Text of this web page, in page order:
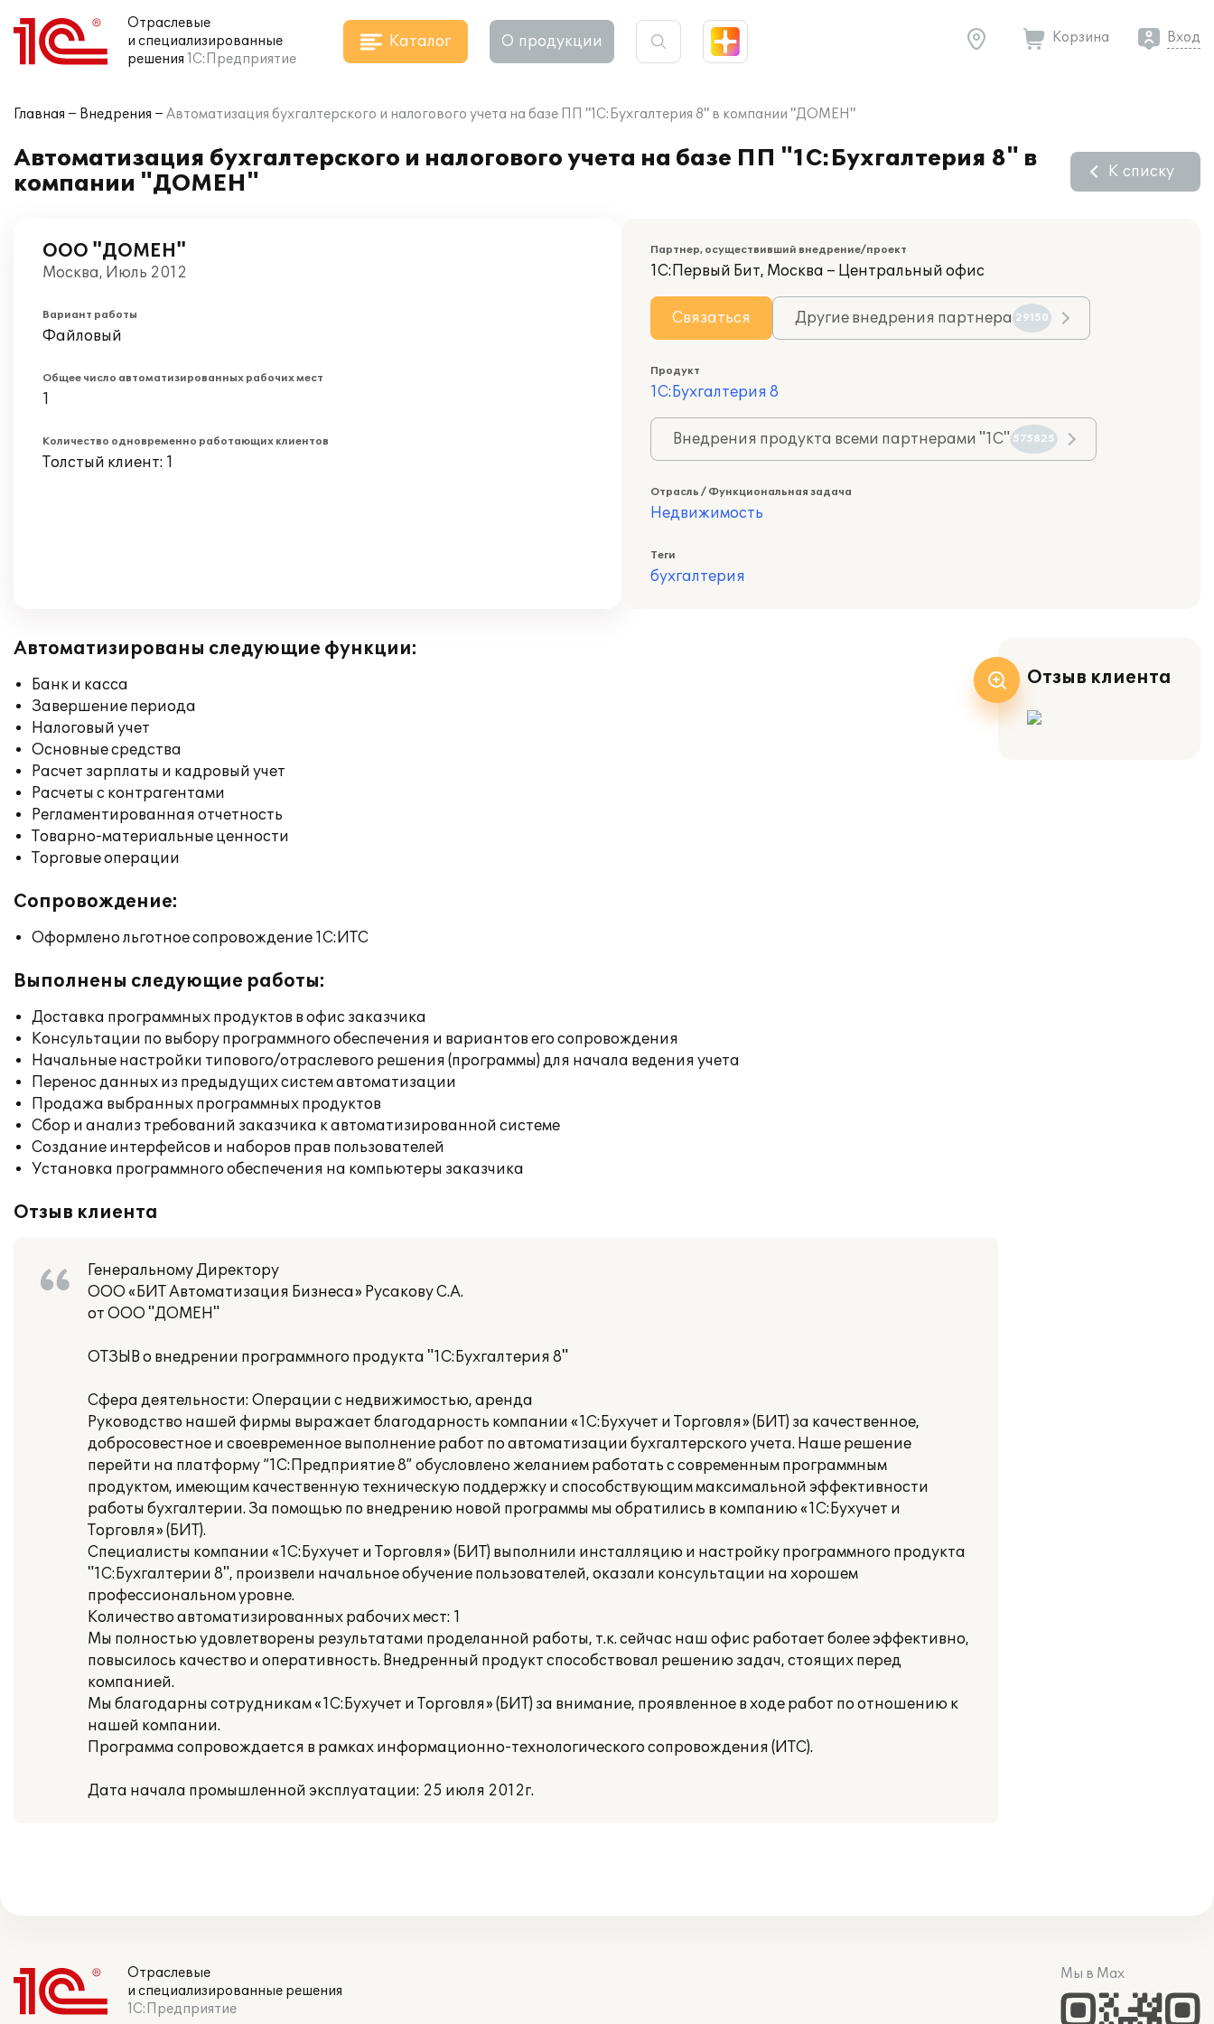
Отраслевые
и специализированные
решения 1С:Предприятие
Каталог О продукции Корзина Вход
Главная Внедрения Автоматизация бухгалтерского и налогового учета на базе ПП "1С:Бухгалтерия 8" в компании "ДОМЕН"
Автоматизация бухгалтерского и налогового учета на базе ПП "1С:Бухгалтерия 8" в
компании "ДОМЕН"
К списку
ООО "ДОМЕН"
Москва, Июль 2012
Вариант работы
Файловый
Общее число автоматизированных рабочих мест
1
Количество одновременно работающих клиентов
Толстый клиент: 1
Партнер, осуществивший внедрение/проект
1С:Первый Бит, Москва – Центральный офис
Связаться Другие внедрения партнера 29150
Продукт
1С:Бухгалтерия 8
Внедрения продукта всеми партнерами "1С" 575825
Отрасль / Функциональная задача
Недвижимость
Теги
бухгалтерия
Автоматизированы следующие функции:
Банк и касса
Завершение периода
Налоговый учет
Основные средства
Расчет зарплаты и кадровый учет
Расчеты с контрагентами
Регламентированная отчетность
Товарно-материальные ценности
Торговые операции
Сопровождение:
Оформлено льготное сопровождение 1С:ИТС
Выполнены следующие работы:
Доставка программных продуктов в офис заказчика
Консультации по выбору программного обеспечения и вариантов его сопровождения
Начальные настройки типового/отраслевого решения (программы) для начала ведения учета
Перенос данных из предыдущих систем автоматизации
Продажа выбранных программных продуктов
Сбор и анализ требований заказчика к автоматизированной системе
Создание интерфейсов и наборов прав пользователей
Установка программного обеспечения на компьютеры заказчика
Отзыв клиента
Генеральному Директору
ООО «БИТ Автоматизация Бизнеса» Русакову С.А.
от ООО "ДОМЕН"
ОТЗЫВ о внедрении программного продукта "1С:Бухгалтерия 8"
Сфера деятельности: Операции с недвижимостью, аренда
Руководство нашей фирмы выражает благодарность компании «1С:Бухучет и Торговля» (БИТ) за качественное,
добросовестное и своевременное выполнение работ по автоматизации бухгалтерского учета. Наше решение
перейти на платформу “1С:Предприятие 8” обусловлено желанием работать с современным программным
продуктом, имеющим качественную техническую поддержку и способствующим максимальной эффективности
работы бухгалтерии. За помощью по внедрению новой программы мы обратились в компанию «1С:Бухучет и
Торговля» (БИТ).
Специалисты компании «1С:Бухучет и Торговля» (БИТ) выполнили инсталляцию и настройку программного продукта
"1С:Бухгалтерии 8", произвели начальное обучение пользователей, оказали консультации на хорошем
профессиональном уровне.
Количество автоматизированных рабочих мест: 1
Мы полностью удовлетворены результатами проделанной работы, т.к. сейчас наш офис работает более эффективно,
повысилось качество и оперативность. Внедренный продукт способствовал решению задач, стоящих перед
компанией.
Мы благодарны сотрудникам «1С:Бухучет и Торговля» (БИТ) за внимание, проявленное в ходе работ по отношению к
нашей компании.
Программа сопровождается в рамках информационно-технологического сопровождения (ИТС).
Дата начала промышленной эксплуатации: 25 июля 2012г.
Отзыв клиента
Отраслевые
и специализированные решения
1С:Предприятие
Мы в Max